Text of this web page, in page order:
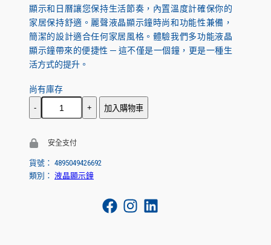
顯示和日曆讓您保持生活節奏，內置溫度計確保你的
家居保持舒適。麗聲液晶顯示鐘時尚和功能性兼備，
簡潔的設計適合任何家居風格。體驗我們多功能液晶
顯示鐘帶來的便捷性 ─ 這不僅是一個鐘，更是一種生
活方式的提升。
尚有庫存
量
加入購物車
安全支付
貨號： 4895049426692
類別： 液晶顯示鐘